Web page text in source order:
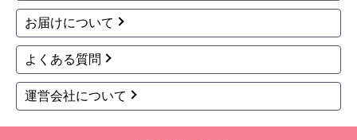
お届けについて
よくある質問
運営会社について